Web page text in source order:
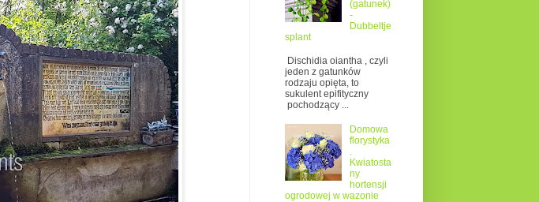
(gatunek)
-
Dubbeltje
splant
Dischidia oiantha , czyli
jeden z gatunków
rodzaju opięta, to
sukulent epifityczny
pochodzący ...
Domowa
florystyka
.
Kwiatosta
ny
hortensji
ogrodowej w wazonie